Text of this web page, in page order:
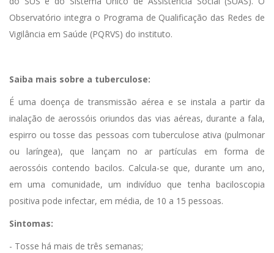
Observatório integra o Programa de Qualificação das Redes de
Vigilância em Saúde (PQRVS) do instituto.
Saiba mais sobre a tuberculose:
É uma doença de transmissão aérea e se instala a partir da
inalação de aerossóis oriundos das vias aéreas, durante a fala,
espirro ou tosse das pessoas com tuberculose ativa (pulmonar
ou laríngea), que lançam no ar partículas em forma de
aerossóis contendo bacilos. Calcula-se que, durante um ano,
em uma comunidade, um indivíduo que tenha baciloscopia
positiva pode infectar, em média, de 10 a 15 pessoas.
Sintomas:
- Tosse há mais de três semanas;